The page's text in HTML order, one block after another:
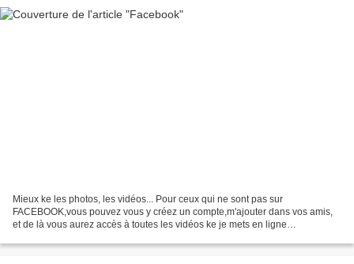
Mieux ke les photos, les vidéos... Pour ceux qui ne sont pas sur
FACEBOOK,vous pouvez vous y créez un compte,m'ajouter dans vos amis,
et de là vous aurez accès à toutes les vidéos ke je mets en ligne